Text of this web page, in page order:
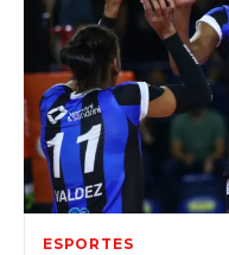
ESPORTES